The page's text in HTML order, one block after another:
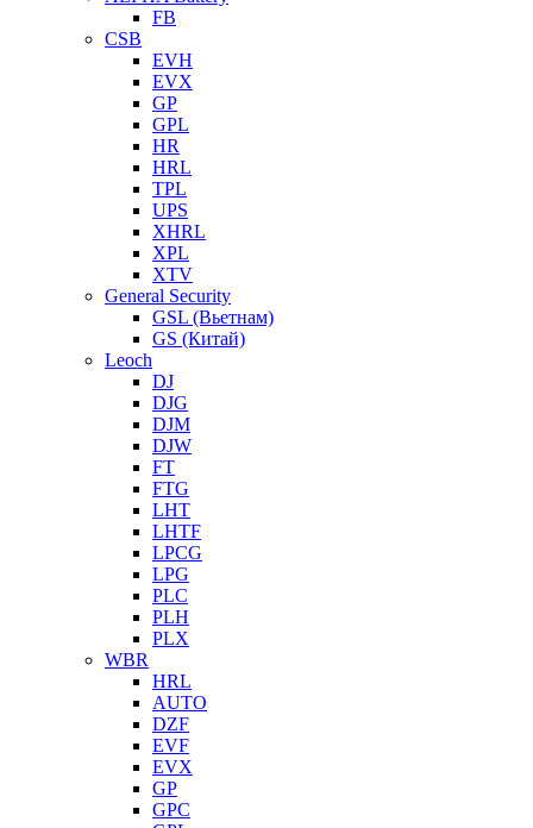
FB
CSB
EVH
EVX
GP
GPL
HR
HRL
TPL
UPS
XHRL
XPL
XTV
General Security
GSL (Вьетнам)
GS (Китай)
Leoch
DJ
DJG
DJM
DJW
FT
FTG
LHT
LHTF
LPCG
LPG
PLC
PLH
PLX
WBR
HRL
AUTO
DZF
EVF
EVX
GP
GPC